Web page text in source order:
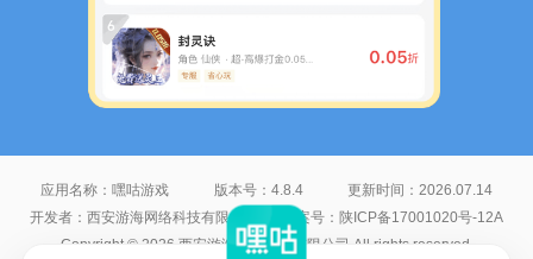
应用名称： 嘿咕游戏 版本号： 4.8.4 更新时间：2026.07.14
开发者： 西安游海网络科技有限公司 备案号： 陕ICP备17001020号-12A
Copyright © 2026 西安游海网络科技有限公司 All rights reserved.